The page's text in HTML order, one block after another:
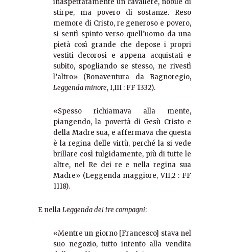
inaspettatamente un cavaliere, nobile di
stirpe, ma povero di sostanze. Reso
memore di Cristo, re generoso e povero,
si sentì spinto verso quell’uomo da una
pietà così grande che depose i propri
vestiti decorosi e appena acquistati e
subito, spogliando se stesso, ne rivestì
l’altro» (Bonaventura da Bagnoregio,
Leggenda minore, I,III : FF 1332).
«Spesso richiamava alla mente,
piangendo, la povertà di Gesù Cristo e
della Madre sua, e affermava che questa
è la regina delle virtù, perché la si vede
brillare così fulgidamente, più di tutte le
altre, nel Re dei re e nella regina sua
Madre» (Leggenda maggiore, VII,2 : FF
1118).
E nellaLeggenda dei tre compagni:
«Mentre un giorno [Francesco] stava nel
suo negozio, tutto intento alla vendita